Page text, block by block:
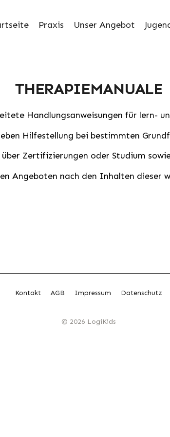
Praxis Unser Angebot
THERAPIEMANUALE
Handlungsanweisungen für lern-
Hilfestellung bei bestimmten
über Zertifizierungen oder Studium
Angeboten nach den Inhalten dieser
Kontakt AGB Impressum Datenschutz
© 2026 LogiKids